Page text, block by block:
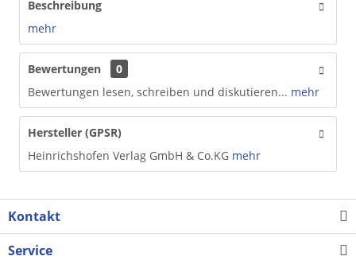
Beschreibung
mehr
Bewertungen
0
Bewertungen lesen, schreiben und diskutieren... mehr
Hersteller (GPSR)
Heinrichshofen Verlag GmbH & Co.KG mehr
Kontakt
Service